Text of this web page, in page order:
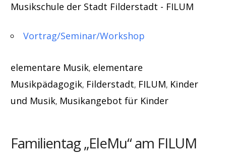
Musikschule der Stadt Filderstadt - FILUM
Vortrag/Seminar/Workshop
elementare Musik, elementare
Musikpädagogik, Filderstadt, FILUM, Kinder
und Musik, Musikangebot für Kinder
Familientag „EleMu“ am FILUM